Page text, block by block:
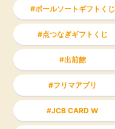
ボールソートギフトくじ
点つなぎギフトくじ
出前館
フリマアプリ
JCB CARD W